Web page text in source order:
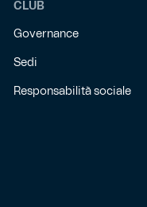
CLUB
Governance
Sedi
Responsabilità sociale